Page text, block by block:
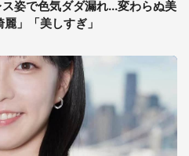
姿で色気ダダ漏れ...変わらぬ美
」「美しすぎ」